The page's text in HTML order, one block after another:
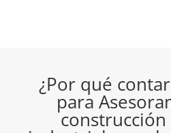
¿Por qué
para
construcción